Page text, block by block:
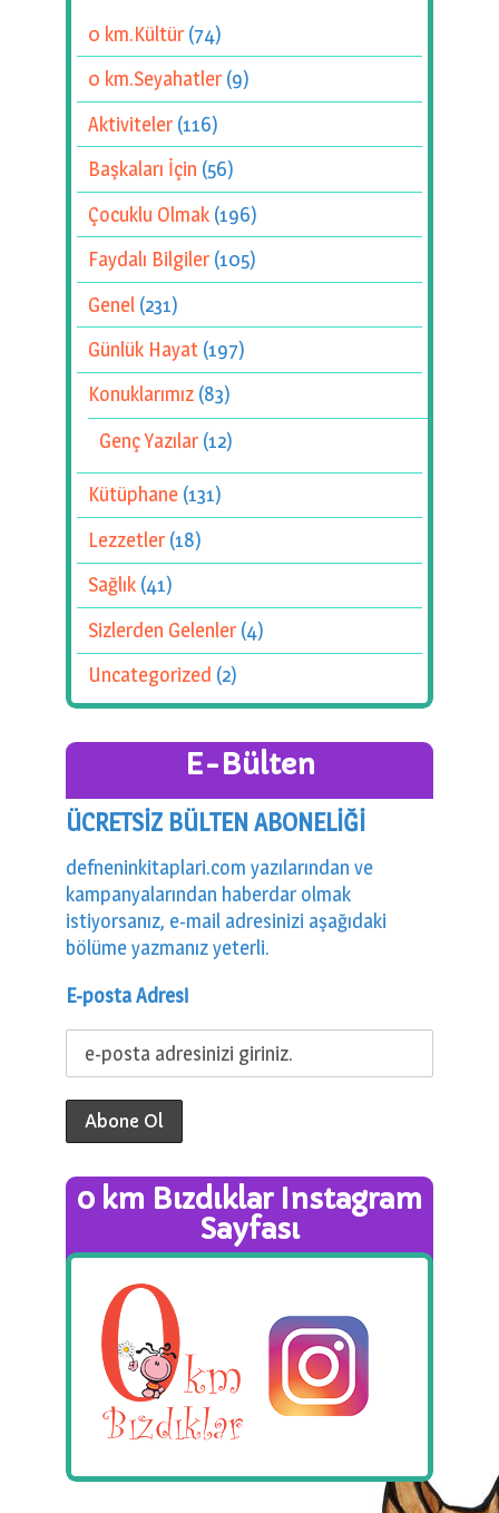
0 km.Kültür(74)
0 km.Seyahatler(9)
Aktiviteler(116)
Başkaları İçin (56)
Çocuklu Olmak (196)
Faydalı Bilgiler(105)
Genel (231)
Günlük Hayat (197)
Konuklarımız (83)
Genç Yazılar(12)
Kütüphane (131)
Lezzetler(18)
Sağlık (41)
Sizlerden Gelenler(4)
Uncategorized (2)
E-Bülten
ÜCRETSİZ BÜLTEN ABONELİĞİ
defneninkitaplari.com yazılarından ve
kampanyalarından haberdar olmak
istiyorsanız, e-mail adresinizi aşağıdaki
bölüme yazmanız yeterli.
E-posta Adresi
0 km Bızdıklar Instagram
Sayfası